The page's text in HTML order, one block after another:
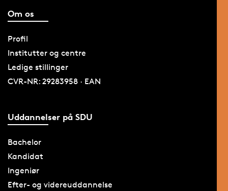
Om os
Profil
Institutter og centre
Ledige stillinger
CVR-NR: 29283958 · EAN
Uddannelser på SDU
Bachelor
Kandidat
Ingeniør
Efter- og videreuddannelse